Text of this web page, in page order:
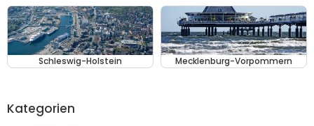
Schleswig-Holstein Mecklenburg-Vorpommern
Kategorien